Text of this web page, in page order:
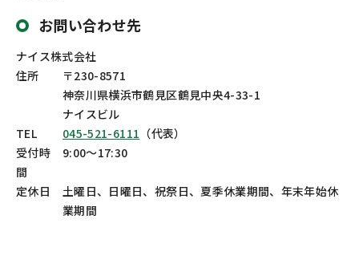
お問い合わせ先
ナイス株式会社
住所
〒230-8571
神奈川県横浜市鶴見区鶴見中央4-33-1
ナイスビル
TEL
045-521-6111 （代表）
受付時
間
9:00～17:30
定休日
土曜日、日曜日、祝祭日、夏季休業期間、年末年始休
業期間